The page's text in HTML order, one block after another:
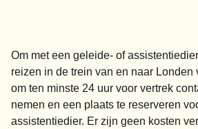
Om met een geleide- of
reizen in de trein van en naar Londen
om ten minste 24 uur voor vertrek
nemen en een plaats te reserveren
assistentiedier. Er zijn geen kosten